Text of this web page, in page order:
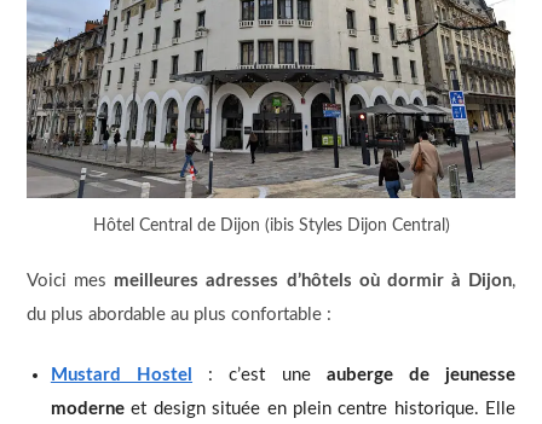
Hôtel Central de Dijon (ibis Styles Dijon Central)
Voici mes meilleures adresses d’hôtels où dormir à Dijon,
du plus abordable au plus confortable :
Mustard Hostel : c’est une auberge de jeunesse
moderneet design située en plein centre historique. Elle